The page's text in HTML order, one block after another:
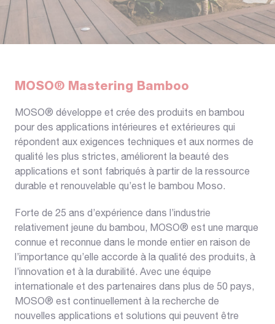
MOSO® Mastering Bamboo
MOSO® développe et crée des produits en bambou
pour des applications intérieures et extérieures qui
répondent aux exigences techniques et aux normes de
qualité les plus strictes, améliorent la beauté des
applications et sont fabriqués à partir de la ressource
durable et renouvelable qu’est le bambou Moso.
Forte de 25 ans d’expérience dans l’industrie
relativement jeune du bambou, MOSO® est une marque
connue et reconnue dans le monde entier en raison de
l’importance qu’elle accorde à la qualité des produits, à
l’innovation et à la durabilité. Avec une équipe
internationale et des partenaires dans plus de 50 pays,
MOSO® est continuellement à la recherche de
nouvelles applications et solutions qui peuvent être